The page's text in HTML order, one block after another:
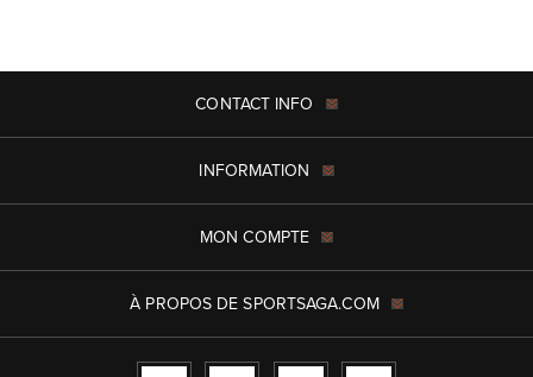
CONTACT INFO
INFORMATION
MON COMPTE
À PROPOS DE SPORTSAGA.COM